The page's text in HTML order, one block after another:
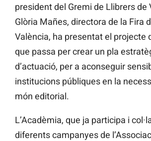
president del Gremi de Llibrers de
Glòria Mañes, directora de la Fira
València, ha presentat el projecte
que passa per crear un pla
d’actuació, per a aconseguir
institucions públiques en la
món editorial.
L’Acadèmia, que ja participa i
diferents campanyes de